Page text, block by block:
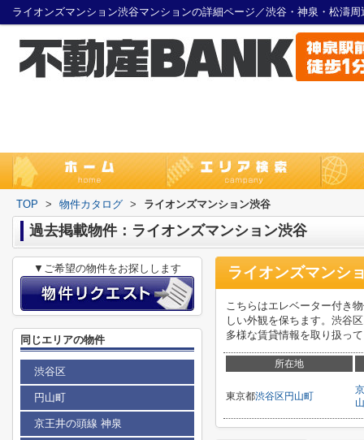
ライオンズマンション渋谷マンションの詳細ページ／渋谷・神泉・松濤
TOP > 物件カタログ > ライオンズマンション渋谷
過去掲載物件：ライオンズマンション渋谷
ライオンズマンシ
こちらはエレベーター付き
しい外観を保ちます。渋谷
多様な賃貸情報を取り扱っ
所在地
東京都渋谷区 円山町
▼ご希望の物件をお探しします
同じエリアの物件
渋谷区
円山町
京王井の頭線 神泉